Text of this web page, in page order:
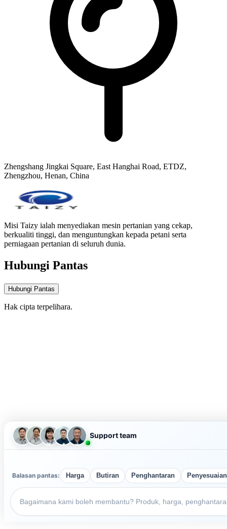
Zhengshang Jingkai Square, East Hanghai Road, ETDZ,
Zhengzhou, Henan, China
Misi Taizy ialah menyediakan mesin pertanian yang cekap,
berkualiti tinggi, dan menguntungkan kepada petani serta
perniagaan pertanian di seluruh dunia.
Hubungi Pantas
Hubungi Pantas
Hak cipta terpelihara.
Support team
Balasan pantas: Harga Butiran Penghantaran Penyesuaian